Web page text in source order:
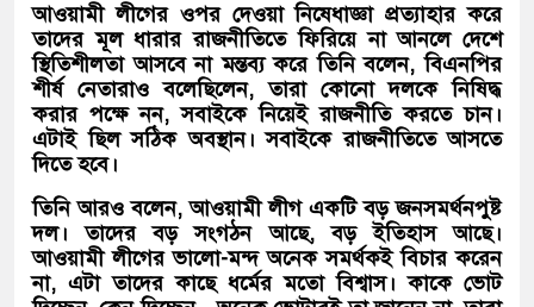
আওয়ামী লীগের ওপর দেওয়া নিষেধাজ্ঞা প্রত্যাহার করে
তাদের মূল ধারার রাজনীতিতে ফিরিয়ে না আনলে দেশে
স্থিতিশীলতা আসবে না মন্তব্য করে তিনি বলেন, বিএনপির
শীর্ষ নেতারাও বলেছিলেন, তারা কোনো দলকে নিষিদ্ধ
করার পক্ষে নন, সবাইকে নিয়েই রাজনীতি করতে চান।
এটাই ছিল সঠিক অবস্থান। সবাইকে রাজনীতিতে আসতে
দিতে হবে।
তিনি আরও বলেন, আওয়ামী লীগ একটি বড় জনসমর্থনপুষ্ট
দল। তাদের বড় সংগঠন আছে, বড় ইতিহাস আছে।
আওয়ামী লীগের ভালো-মন্দ অনেক সমর্থকই বিচার করেন
না, এটা তাদের কাছে ধর্মের মতো বিশ্বাস। কাকে ভোট